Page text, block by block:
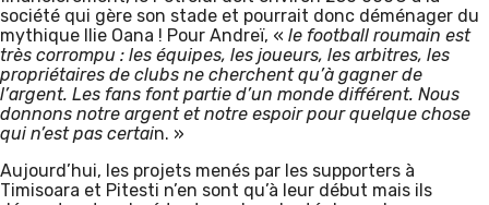
société qui gère son stade et pourrait donc déménager du
mythique Ilie Oana ! Pour Andreï, « le football roumain est
très corrompu : les équipes, les joueurs, les arbitres, les
propriétaires de clubs ne cherchent qu’à gagner de
l’argent. Les fans font partie d’un monde différent. Nous
donnons notre argent et notre espoir pour quelque chose
qui n’est pas certain. »
Aujourd’hui, les projets menés par les supporters à
Timisoara et Pitesti n’en sont qu’à leur début mais ils